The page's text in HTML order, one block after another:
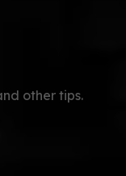
other tips.